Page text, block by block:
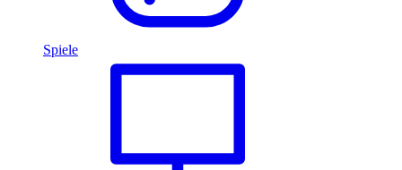
Spiele